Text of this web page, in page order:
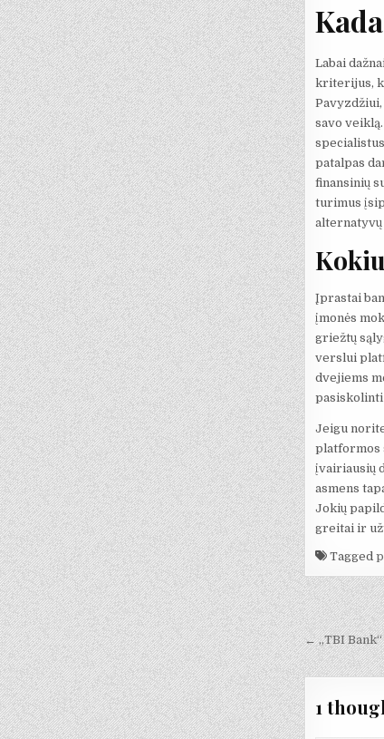
Labai
kriterijus,
savo
patalpas
finansinių
turimus
Įprastai
įmonės
griežtų
verslui
dvejiems
pasiskolinti
Jeigu
platformos
įvairiausių
asmens
Jokių
greitai ir
Tagged
tarp
įrašų
← „TBI
1